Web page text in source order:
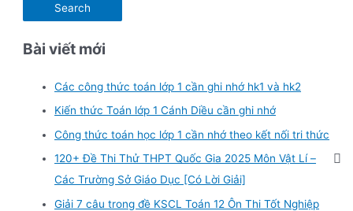
Bài viết mới
Các công thức toán lớp 1 cần ghi nhớ hk1 và hk2
Kiến thức Toán lớp 1 Cánh Diều cần ghi nhớ
Công thức toán học lớp 1 cần nhớ theo kết nối tri thức
120+ Đề Thi Thử THPT Quốc Gia 2025 Môn Vật Lí –
Các Trường Sở Giáo Dục [Có Lời Giải]
Giải 7 câu trong đề KSCL Toán 12 Ôn Thi Tốt Nghiệp